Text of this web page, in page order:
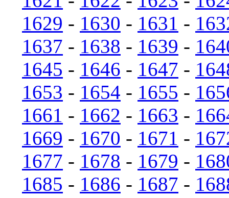
1629 - 1630 - 1631 -
1637 - 1638 - 1639 -
1645 - 1646 - 1647 -
1653 - 1654 - 1655 -
1661 - 1662 - 1663 -
1669 - 1670 - 1671 -
1677 - 1678 - 1679 -
1685 - 1686 - 1687 -